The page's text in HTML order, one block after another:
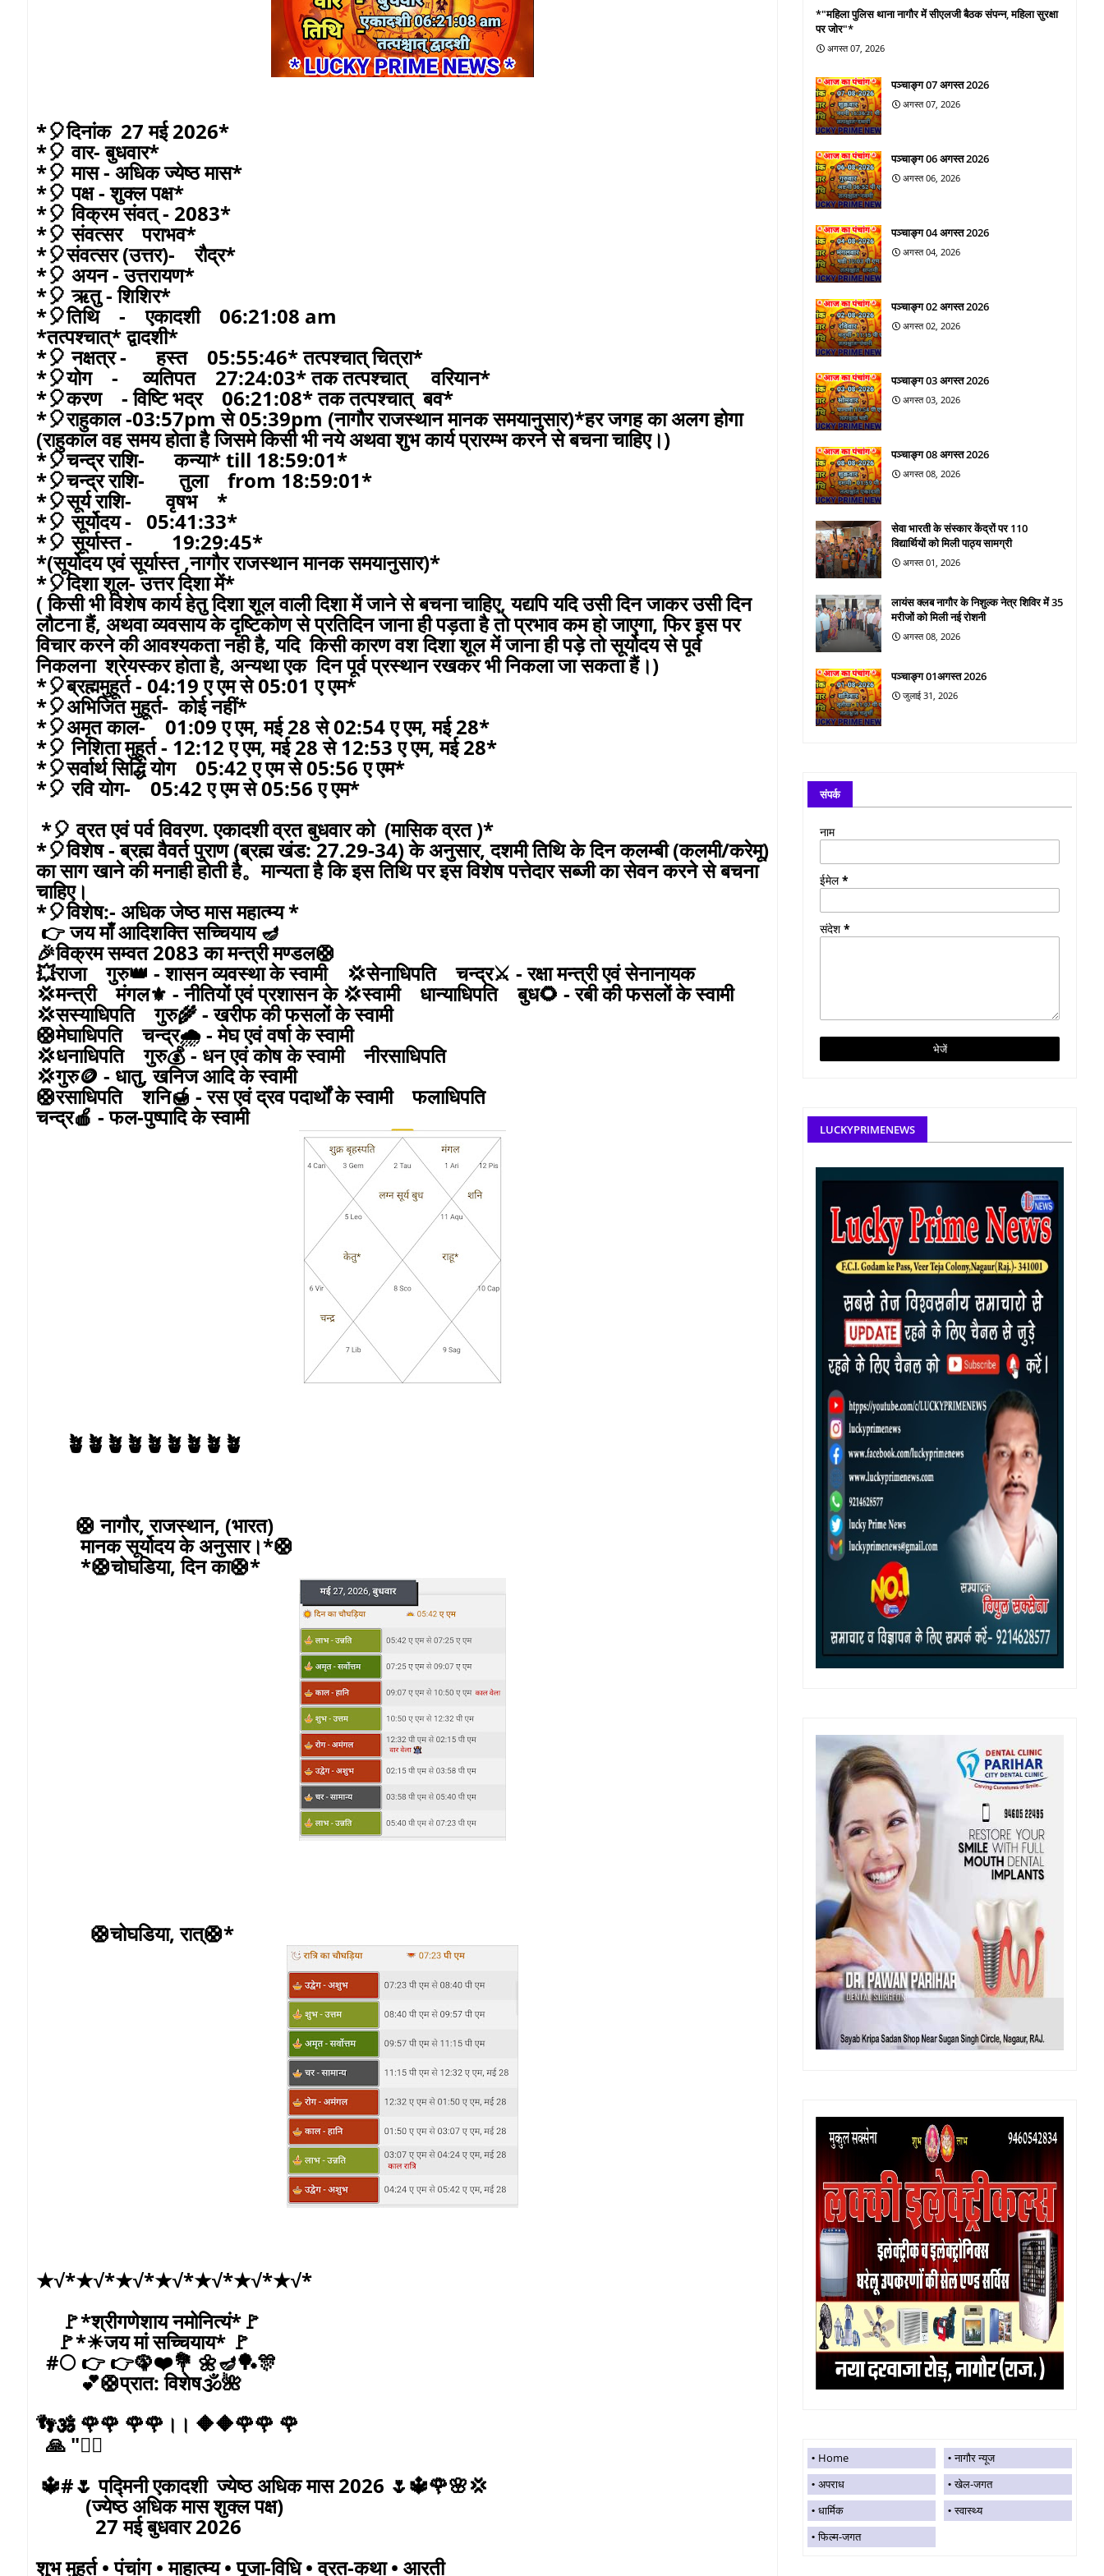
*🎈दिनांक 27 मई 2026*
*🎈 वार- बुधवार*
*🎈 मास - अधिक ज्येष्ठ मास*
*🎈 पक्ष - शुक्ल पक्ष*
*🎈 विक्रम संवत् - 2083*
*🎈 संवत्सर पराभव*
*🎈संवत्सर (उत्तर)- रौद्र*
*🎈 अयन - उत्तरायण*
*🎈 ऋतु - शिशिर*
*🎈तिथि - एकादशी 06:21:08 am
*तत्पश्चात्* द्वादशी*
*🎈 नक्षत्र - हस्त 05:55:46* तत्पश्चात् चित्रा*
*🎈योग - व्यतिपत 27:24:03* तक तत्पश्चात् वरियान*
*🎈करण - विष्टि भद्र 06:21:08* तक तत्पश्चात् बव*
*🎈राहुकाल -03:57pm से 05:39pm (नागौर राजस्थान मानक समयानुसार)*हर जगह का अलग होगा
(राहुकाल वह समय होता है जिसमे किसी भी नये अथवा शुभ कार्य प्रारम्भ करने से बचना चाहिए।)
*🎈चन्द्र राशि- कन्या* till 18:59:01*
*🎈चन्द्र राशि- तुला from 18:59:01*
*🎈सूर्य राशि- वृषभ *
*🎈 सूर्योदय - 05:41:33*
*🎈 सूर्यास्त - 19:29:45*
*(सूर्योदय एवं सूर्यास्त ,नागौर राजस्थान मानक समयानुसार)*
*🎈दिशा शूल- उत्तर दिशा में*
( किसी भी विशेष कार्य हेतु दिशा शूल वाली दिशा में जाने से बचना चाहिए, यद्यपि यदि उसी दिन जाकर उसी दिन
लौटना हैं, अथवा व्यवसाय के दृष्टिकोण से प्रतिदिन जाना ही पड़ता है तो प्रभाव कम हो जाएगा, फिर इस पर
विचार करने की आवश्यकता नही है, यदि किसी कारण वश दिशा शूल में जाना ही पड़े तो सूर्योदय से पूर्व
निकलना श्रेयस्कर होता है, अन्यथा एक दिन पूर्व प्रस्थान रखकर भी निकला जा सकता हैं।)
*🎈ब्रह्ममुहूर्त - 04:19 ए एम से 05:01 ए एम*
*🎈अभिजित मुहूर्त- कोई नहीं*
*🎈अमृत काल- 01:09 ए एम, मई 28 से 02:54 ए एम, मई 28*
*🎈 निशिता मुहूर्त - 12:12 ए एम, मई 28 से 12:53 ए एम, मई 28*
*🎈सर्वार्थ सिद्धि योग 05:42 ए एम से 05:56 ए एम*
*🎈 रवि योग- 05:42 ए एम से 05:56 ए एम*
*🎈 व्रत एवं पर्व विवरण. एकादशी व्रत बुधवार को (मासिक व्रत )*
*🎈विशेष - ब्रह्म वैवर्त पुराण (ब्रह्म खंड: 27.29-34) के अनुसार, दशमी तिथि के दिन कलम्बी (कलमी/करेमू)
का साग खाने की मनाही होती है。मान्यता है कि इस तिथि पर इस विशेष पत्तेदार सब्जी का सेवन करने से बचना
चाहिए।
*🎈विशेष:- अधिक जेष्ठ मास महात्म्य *
👉 जय माँ आदिशक्ति सच्चियाय 🪔
🎉विक्रम सम्वत 2083 का मन्त्री मण्डल🛟
💥राजा गुरु👑 - शासन व्यवस्था के स्वामी 💢सेनाधिपति चन्द्र⚔️ - रक्षा मन्त्री एवं सेनानायक
💢मन्त्री मंगल⚜️ - नीतियों एवं प्रशासन के 💢स्वामी धान्याधिपति बुध🌻 - रबी की फसलों के स्वामी
💢सस्याधिपति गुरु🌾 - खरीफ की फसलों के स्वामी
🛟मेघाधिपति चन्द्र🌧 - मेघ एवं वर्षा के स्वामी
💢धनाधिपति गुरु💰 - धन एवं कोष के स्वामी नीरसाधिपति
💢गुरु🪙 - धातु, खनिज आदि के स्वामी
🛟रसाधिपति शनि🍯 - रस एवं द्रव पदार्थों के स्वामी फलाधिपति
चन्द्र🍎 - फल-पुष्पादि के स्वामी
🪴🪴🪴🪴🪴🪴🪴🪴🪴
🛟 नागौर, राजस्थान, (भारत)
मानक सूर्योदय के अनुसार।*🛟
*🛟चोघडिया, दिन का🛟*
🛟चोघडिया, रात्🛟*
★√*★√*★√*★√*★√*★√*★√*
🚩*श्रीगणेशाय नमोनित्यं*🚩
🚩*☀जय मां सच्चियाय* 🚩
#🌕 👉 👉🦚❤️💐 🌼🪔🏓🎊
💕🛟प्रात: विशेष🕉️🌺
👣🕉️ 🌹🌹 🌹🌹।। 🔶🔶🌹🌹 🌹
🙏 "🧘‍♂️ ​
🔱#🌷 पद्मिनी एकादशी ज्येष्ठ अधिक मास 2026 🌷🔱🌹🌸💢
(ज्येष्ठ अधिक मास शुक्ल पक्ष)
27 मई बुधवार 2026
शुभ मुहूर्त • पंचांग • माहात्म्य • पूजा-विधि • व्रत-कथा • आरती
*"महिला पुलिस थाना नागौर में सीएलजी बैठक संपन्न, महिला सुरक्षा
पर जोर"*
अगस्त 07, 2026
पञ्चाङ्ग 07 अगस्त 2026
अगस्त 07, 2026
पञ्चाङ्ग 06 अगस्त 2026
अगस्त 06, 2026
पञ्चाङ्ग 04 अगस्त 2026
अगस्त 04, 2026
पञ्चाङ्ग 02 अगस्त 2026
अगस्त 02, 2026
पञ्चाङ्ग 03 अगस्त 2026
अगस्त 03, 2026
पञ्चाङ्ग 08 अगस्त 2026
अगस्त 08, 2026
सेवा भारती के संस्कार केंद्रों पर 110
विद्यार्थियों को मिली पाठ्य सामग्री
अगस्त 01, 2026
लायंस क्लब नागौर के निशुल्क नेत्र शिविर में 35
मरीजों को मिली नई रोशनी
अगस्त 08, 2026
पञ्चाङ्ग 01अगस्त 2026
जुलाई 31, 2026
संपर्क
नाम
ईमेल*
संदेश*
LUCKYPRIMENEWS
Home
नागौर न्यूज
अपराध
खेल-जगत
धार्मिक
स्वास्थ्य
फिल्म-जगत